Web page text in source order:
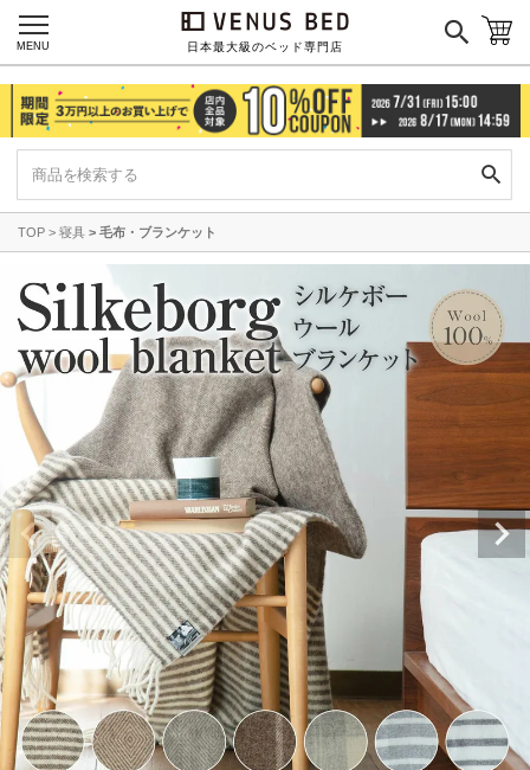
日本最大級のベッド専門店
MENU
TOP 寝具 毛布・ブランケット